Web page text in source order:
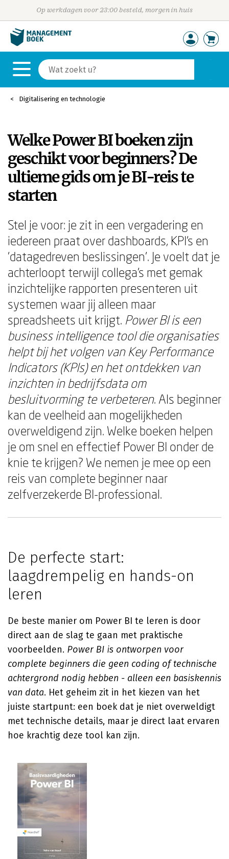
Op werkdagen voor 23:00 besteld, morgen in huis
Digitalisering en technologie
Welke Power BI boeken zijn
geschikt voor beginners? De
ultieme gids om je BI-reis te
starten
Stel je voor: je zit in een vergadering en
iedereen praat over dashboards, KPI's en
'datagedreven beslissingen'. Je voelt dat je
achterloopt terwijl collega's met gemak
inzichtelijke rapporten presenteren uit
systemen waar jij alleen maar
spreadsheets uit krijgt. Power BI is een
business intelligence tool die organisaties
helpt bij het volgen van Key Performance
Indicators (KPIs) en het ontdekken van
inzichten in bedrijfsdata om
besluitvorming te verbeteren. Als beginner
kan de veelheid aan mogelijkheden
overweldigend zijn. Welke boeken helpen
je om snel en effectief Power BI onder de
knie te krijgen? We nemen je mee op een
reis van complete beginner naar
zelfverzekerde BI-professional.
De perfecte start:
laagdrempelig en hands-on
leren
De beste manier om Power BI te leren is door
direct aan de slag te gaan met praktische
voorbeelden. Power BI is ontworpen voor
complete beginners die geen coding of technische
achtergrond nodig hebben - alleen een basiskennis
van data. Het geheim zit in het kiezen van het
juiste startpunt: een boek dat je niet overweldigt
met technische details, maar je direct laat ervaren
hoe krachtig deze tool kan zijn.